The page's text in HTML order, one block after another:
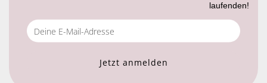
laufenden!